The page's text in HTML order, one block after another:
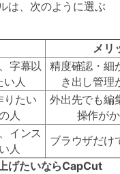
は、次のように選ぶ
メリ
字幕以
い人
精度確認・細
き出し管理
りたい
人
外出先でも編
操作が
インス
人
ブラウザだけ
げたいならCapCut